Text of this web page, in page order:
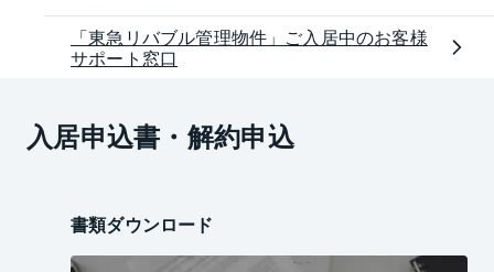
「東急リバブル管理物件」ご入居中のお客様
サポート窓口
入居申込書・解約申込
書類ダウンロード